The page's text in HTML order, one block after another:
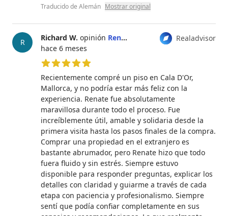
Traducido de Alemán Mostrar original
R Realadvisor
Richard W. opinión Renate Langer
hace 6 meses
5 de 5 estrellas
Recientemente compré un piso en Cala D'Or,
Mallorca, y no podría estar más feliz con la
experiencia. Renate fue absolutamente
maravillosa durante todo el proceso. Fue
increíblemente útil, amable y solidaria desde la
primera visita hasta los pasos finales de la compra.
Comprar una propiedad en el extranjero es
bastante abrumador, pero Renate hizo que todo
fuera fluido y sin estrés. Siempre estuvo
disponible para responder preguntas, explicar los
detalles con claridad y guiarme a través de cada
etapa con paciencia y profesionalismo. Siempre
sentí que podía confiar completamente en sus